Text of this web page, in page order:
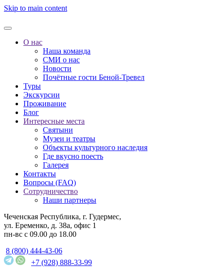
Skip to main content
О нас
Наша команда
СМИ о нас
Новости
Почётные гости Беной-Тревел
Туры
Экскурсии
Проживание
Блог
Интересные места
Святыни
Музеи и театры
Объекты культурного наследия
Где вкусно поесть
Галерея
Контакты
Вопросы (FAQ)
Сотрудничество
Наши партнеры
Чеченская Республика, г. Гудермес,
ул. Еременко, д. 38а, офис 1
пн-вс с 09.00 до 18.00
8 (800) 444-43-06
+7 (928) 888-33-99